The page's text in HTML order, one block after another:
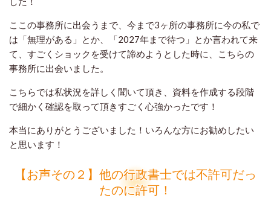
ここの事務所に出会うまで、今まで3ヶ所の事務所に今の私で
は「無理がある」とか、「2027年まで待つ」とか言われて来
て、すごくショックを受けて諦めようとした時に、こちらの
事務所に出会いました。
こちらでは私状況を詳しく聞いて頂き、資料を作成する段階
で細かく確認を取って頂きすごく心強かったです！
本当にありがとうございました！いろんな方にお勧めしたい
と思います！
【お声その２】他の行政書士では不許可だっ
たのに許可！